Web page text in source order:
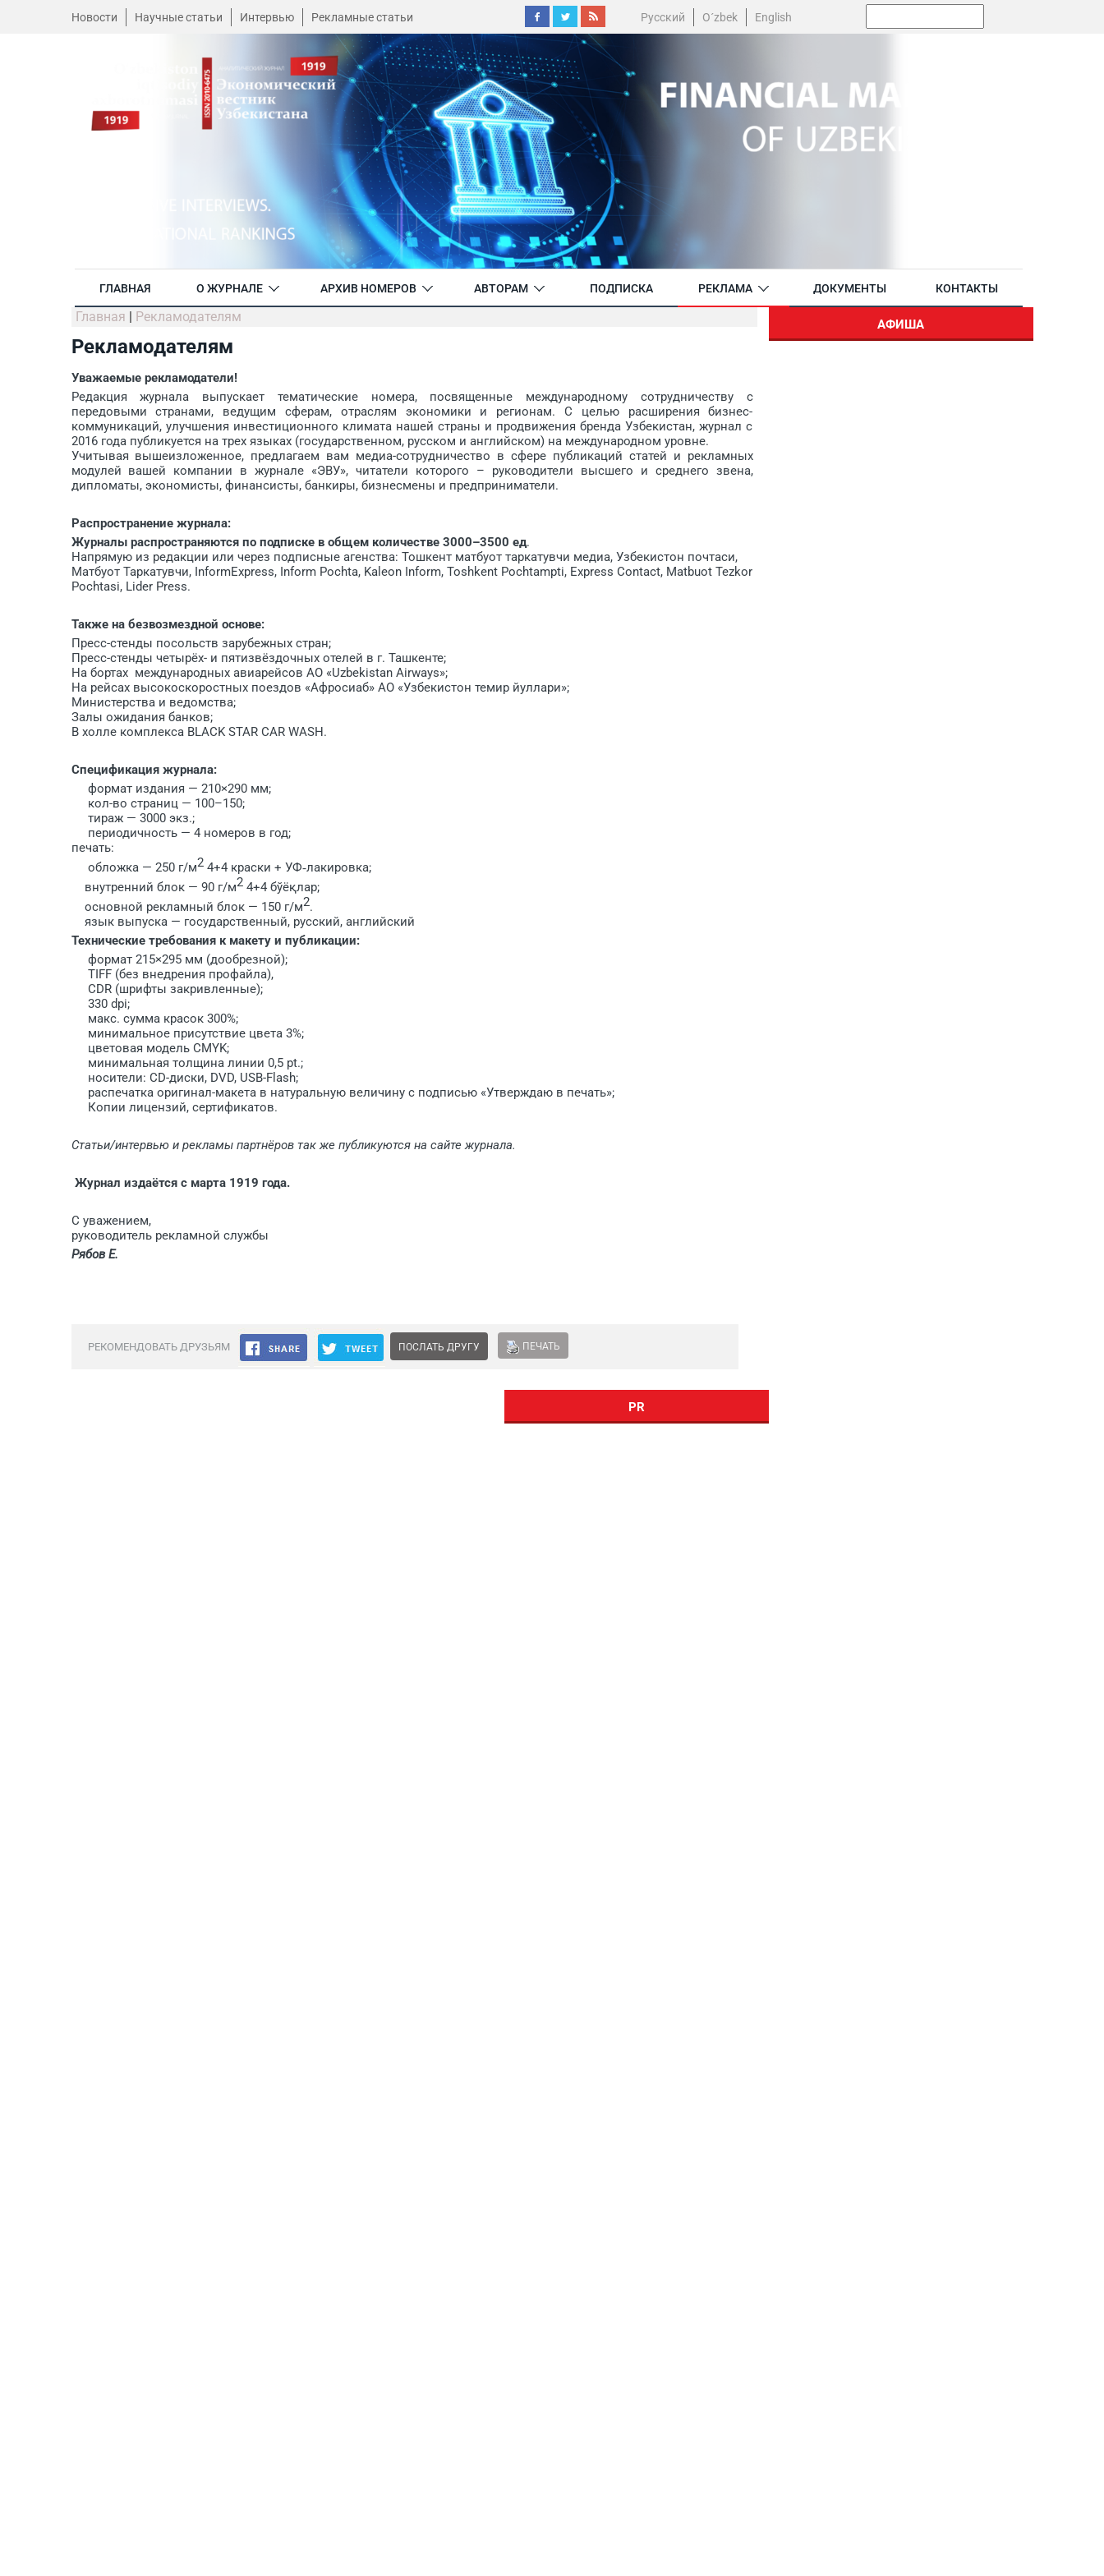
Новости Научные статьи Интервью Рекламные статьи Русский O´zbek English
ГЛАВНАЯ О ЖУРНАЛЕ АРХИВ НОМЕРОВ АВТОРАМ ПОДПИСКА РЕКЛАМА ДОКУМЕНТЫ КОНТАКТЫ
Главная | Рекламодателям
Рекламодателям
Уважаемые рекламодатели!
Редакция журнала выпускает тематические номера, посвященные международному сотрудничеству с
передовыми странами, ведущим сферам, отраслям экономики и регионам. С целью расширения бизнес-
коммуникаций, улучшения инвестиционного климата нашей страны и продвижения бренда Узбекистан, журнал с
2016 года публикуется на трех языках (государственном, русском и английском) на международном уровне.
Учитывая вышеизложенное, предлагаем вам медиа-сотрудничество в сфере публикаций статей и рекламных
модулей вашей компании в журнале «ЭВУ», читатели которого – руководители высшего и среднего звена,
дипломаты, экономисты, финансисты, банкиры, бизнесмены и предприниматели.
Распространение журнала:
Журналы распространяются по подписке в общем количестве 3000–3500 ед.
Напрямую из редакции или через подписные агенства: Тошкент матбуот таркатувчи медиа, Узбекистон почтаси,
Матбуот Таркатувчи, InformExpress, Inform Pochta, Kaleon Inform, Toshkent Pochtampti, Express Contact, Matbuot Tezkor
Pochtasi, Lider Press.
Также на безвозмездной основе:
Пресс-стенды посольств зарубежных стран;
Пресс-стенды четырёх- и пятизвёздочных отелей в г. Ташкенте;
На бортах международных авиарейсов АО «Uzbekistan Airways»;
На рейсах высокоскоростных поездов «Афросиаб» АО «Узбекистон темир йуллари»;
Министерства и ведомства;
Залы ожидания банков;
В холле комплекса BLACK STAR CAR WASH.
Спецификация журнала:
формат издания — 210×290 мм;
кол-во страниц — 100–150;
тираж — 3000 экз.;
периодичность — 4 номеров в год;
печать:
обложка — 250 г/м24+4 краски + УФ‐лакировка;
внутренний блок — 90 г/м24+4 бўёқлар;
основной рекламный блок — 150 г/м2.
язык выпуска — государственный, русский, английский
Технические требования к макету и публикации:
формат 215×295 мм (дообрезной);
TIFF (без внедрения профайла),
CDR (шрифты закривленные);
330 dpi;
макс. сумма красок 300%;
минимальное присутствие цвета 3%;
цветовая модель CMYK;
минимальная толщина линии 0,5 pt.;
носители: CD-диски, DVD, USB-Flash;
распечатка оригинал-макета в натуральную величину с подписью «Утверждаю в печать»;
Копии лицензий, сертификатов.
Статьи/интервью и рекламы партнёров так же публикуются на сайтежурнала.
Журнал издаётся с марта 1919 года.
С уважением,
руководитель рекламной службы
Рябов Е.
РЕКОМЕНДОВАТЬ ДРУЗЬЯМ ПОСЛАТЬ ДРУГУ ПЕЧАТЬ
АФИША
PR